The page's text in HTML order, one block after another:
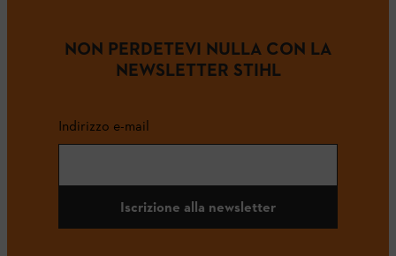
NON PERDETEVI NULLA CON LA
NEWSLETTER STIHL
Indirizzo e-mail
Iscrizione alla newsletter